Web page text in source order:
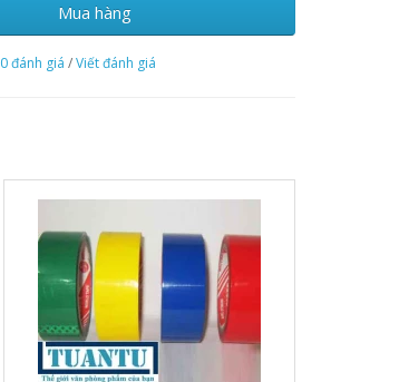
Mua hàng
0 đánh giá /Viết đánh giá